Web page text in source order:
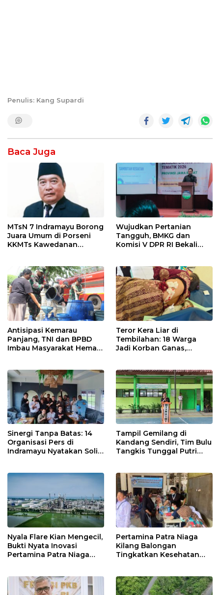
Penulis: Kang Supardi
Baca Juga
MTsN 7 Indramayu Borong
Juara Umum di Porseni
KKMTs Kawedanan
Wujudkan Pertanian
Tangguh, BMKG dan
Komisi V DPR RI Bekali
Antisipasi Kemarau
Panjang, TNI dan BPBD
Imbau Masyarakat Hemat
Teror Kera Liar di
Tembilahan: 18 Warga
Jadi Korban Ganas,
Sinergi Tanpa Batas: 14
Organisasi Pers di
Indramayu Nyatakan Solid
Tampil Gemilang di
Kandang Sendiri, Tim Bulu
Tangkis Tunggal Putri
Jatibarang 2026
Nyala Flare Kian Mengecil,
Bukti Nyata Inovasi
Pertamina Patra Niaga
Pertamina Patra Niaga
Kilang Balongan
Tingkatkan Kesehatan
Rutin dan Edukasi
Perawatan Gigi